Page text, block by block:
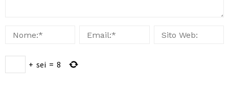
+ sei = 8